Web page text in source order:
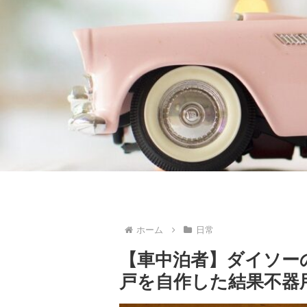
ホーム 日常
【車中泊者】ダイソ
戸を自作した結果不器